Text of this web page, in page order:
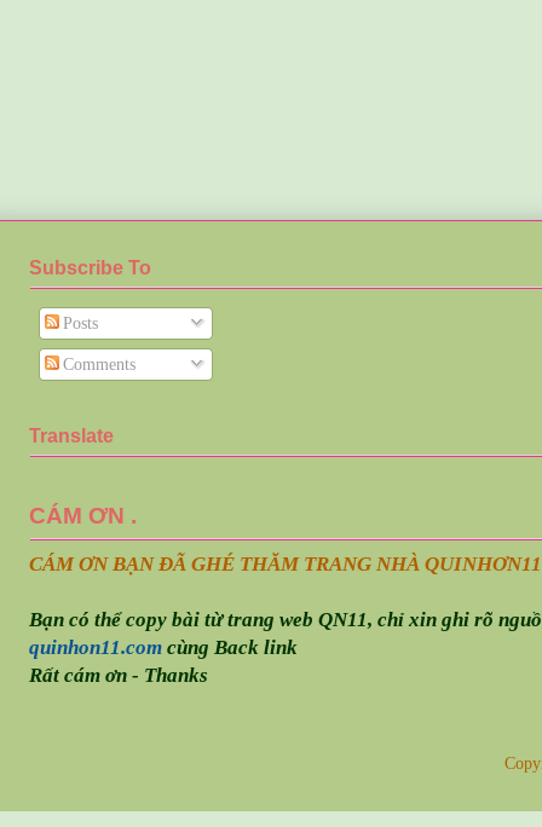
Subscribe To
Posts
Comments
Translate
CÁM ƠN .
CÁM ƠN BẠN ĐÃ GHÉ THĂM TRANG NHÀ QUINHƠN
Bạn có thể copy bài từ trang web QN11, chỉ xin ghi rõ
quinhon11.comcùng Back link
Rất cám ơn - Thanks